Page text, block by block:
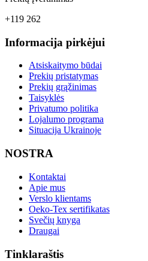
+119 262
Informacija pirkėjui
Atsiskaitymo būdai
Prekių pristatymas
Prekių grąžinimas
Taisyklės
Privatumo politika
Lojalumo programa
Situacija Ukrainoje
NOSTRA
Kontaktai
Apie mus
Verslo klientams
Oeko-Tex sertifikatas
Svečių knyga
Draugai
Tinklaraštis